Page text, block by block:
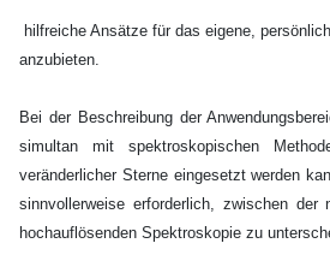
hilfreiche Ansätze für das eigene,
anzubieten.
Bei der Beschreibung der
simultan mit spektroskopischen
veränderlicher Sterne eingesetzt werden
sinnvollerweise erforderlich, zwischen der
hochauflösenden Spektroskopie zu